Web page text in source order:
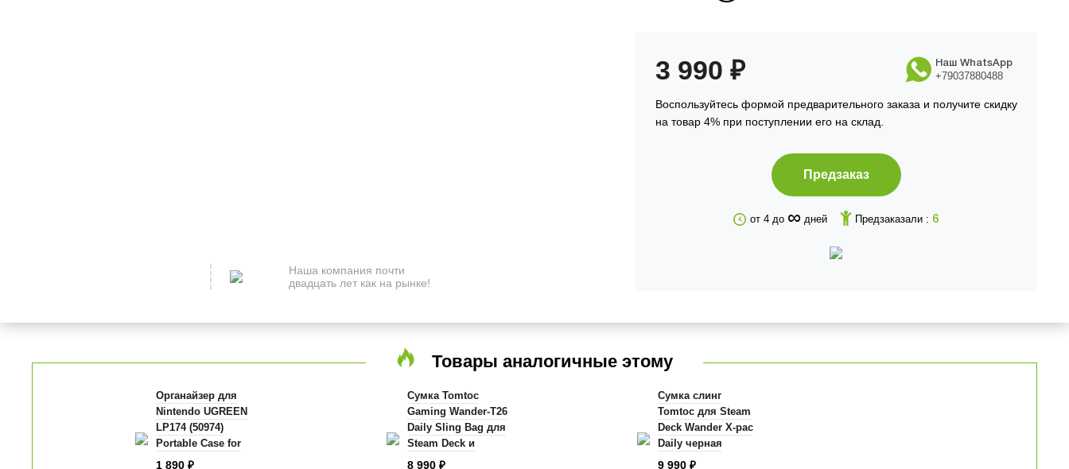
3 990 ₽
Воспользуйтесь формой предварительного заказа и получите скидку
на товар 4% при поступлении его на склад.
Наш WhatsApp
+79037880488
Предзаказ
от 4 до ∞ дней Предзаказали : 6
Наша компания почти
двадцать лет как на рынке!
Товары аналогичные этому
Органайзер для
Nintendo UGREEN
LP174 (50974)
Portable Case for
Nintendo Switch
1 890₽
Сумка Tomtoc
Gaming Wander-T26
Daily Sling Bag для
Steam Deck и
аксессуаров
8 990 ₽
Сумка слинг
Tomtoc для Steam
Deck Wander X-pac
Daily черная
9 990₽